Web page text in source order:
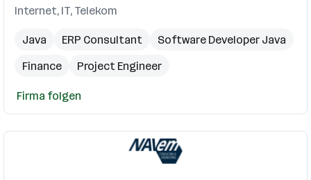
Internet, IT, Telekom
Java ERP Consultant
Software Developer Java
Finance
Project Engineer
Firma folgen